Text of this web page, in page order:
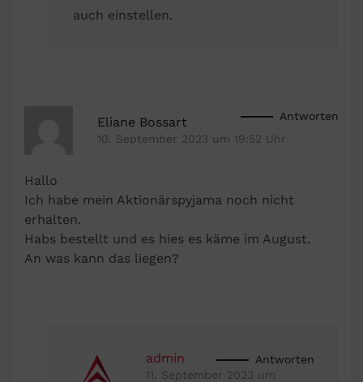
auch einstellen.
Eliane Bossart
10. September 2023 um 19:52 Uhr
Antworten
Hallo
Ich habe mein Aktionärspyjama noch nicht
erhalten.
Habs bestellt und es hies es käme im August.
An was kann das liegen?
admin
11. September 2023 um
Antworten